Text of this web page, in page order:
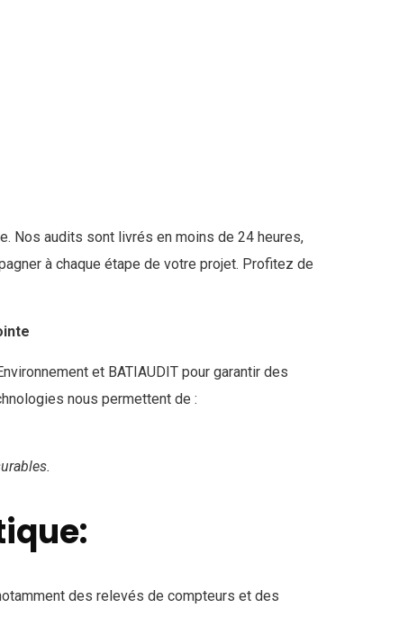
Nos audits sont livrés en moins de 24 heures,
à chaque étape de votre projet. Profitez de
et BATIAUDIT pour garantir des
nous permettent de :
des relevés de compteurs et des